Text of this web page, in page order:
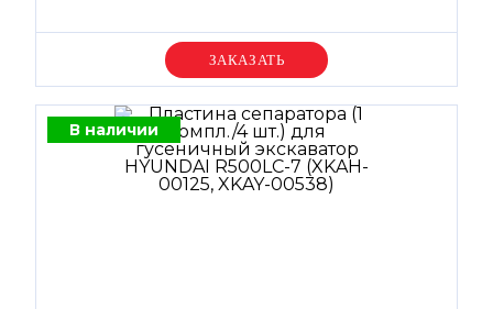
Уточняйте цену
В наличии